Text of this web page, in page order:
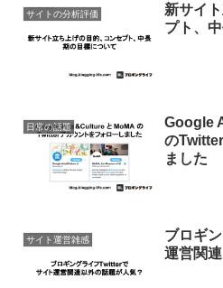
サイトの分析評価
新サイ
プト、
日常の話題
Google
の
ました
サイト運営雑感
ブロギ
運営関